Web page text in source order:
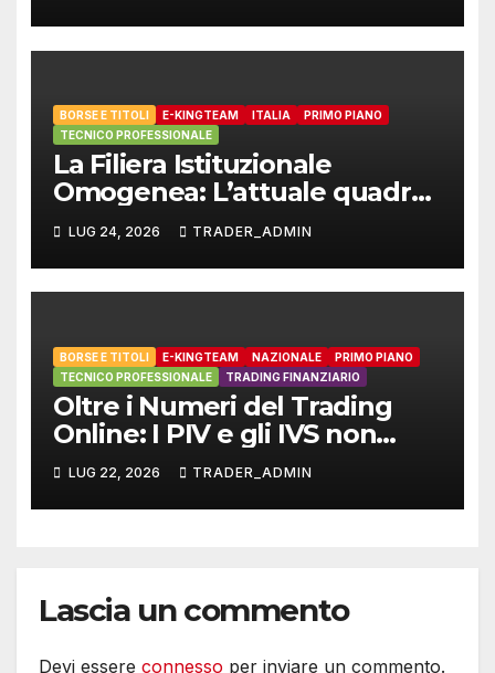
BORSE E TITOLI E-KINGTEAM ITALIA
PRIMO PIANO
TECNICO PROFESSIONALE
La Filiera Istituzionale
Omogenea: L’attuale quadro
dello Standard Europeo
Armonizzato e il ruolo di E-
Kingteam International
LUG 24, 2026 TRADER_ADMIN
BORSE E TITOLI E-KINGTEAM NAZIONALE
PRIMO PIANO
TECNICO PROFESSIONALE
TRADING FINANZIARIO
Oltre i Numeri del Trading
Online: I PIV e gli IVS non
sono applicabili al trading
finanziario
LUG 22, 2026 TRADER_ADMIN
Lascia un commento
Devi essere connesso per inviare un commento.